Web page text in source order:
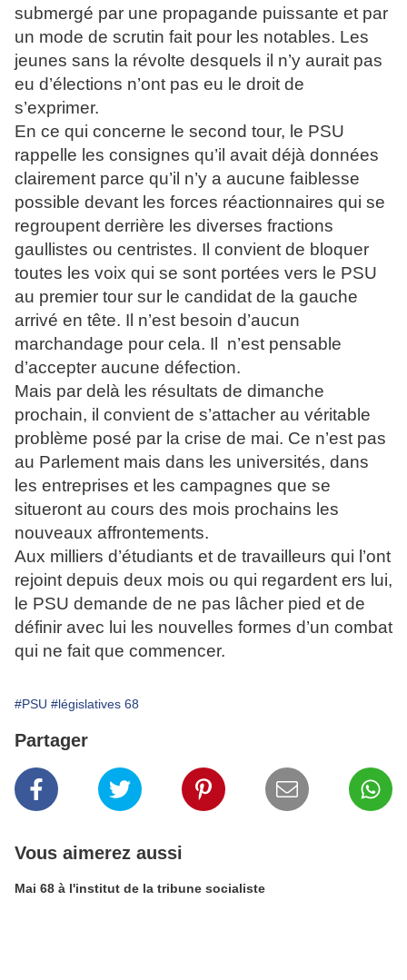
submergé par une propagande puissante et par
un mode de scrutin fait pour les notables. Les
jeunes sans la révolte desquels il n’y aurait pas
eu d’élections n’ont pas eu le droit de
s’exprimer.
En ce qui concerne le second tour, le PSU
rappelle les consignes qu’il avait déjà données
clairement parce qu’il n’y a aucune faiblesse
possible devant les forces réactionnaires qui se
regroupent derrière les diverses fractions
gaullistes ou centristes. Il convient de bloquer
toutes les voix qui se sont portées vers le PSU
au premier tour sur le candidat de la gauche
arrivé en tête. Il n’est besoin d’aucun
marchandage pour cela. Il n’est pensable
d’accepter aucune défection.
Mais par delà les résultats de dimanche
prochain, il convient de s’attacher au véritable
problème posé par la crise de mai. Ce n’est pas
au Parlement mais dans les universités, dans
les entreprises et les campagnes que se
situeront au cours des mois prochains les
nouveaux affrontements.
Aux milliers d’étudiants et de travailleurs qui l’ont
rejoint depuis deux mois ou qui regardent ers lui,
le PSU demande de ne pas lâcher pied et de
définir avec lui les nouvelles formes d’un combat
qui ne fait que commencer.
#PSU #législatives 68
Partager
Vous aimerez aussi
Mai 68 à l'institut de la tribune socialiste